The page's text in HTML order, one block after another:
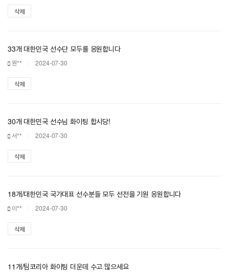
삭제
33개 대한민국 선수단 모두를 응원합니다
원** 2024-07-30
삭제
30개 대한민국 선수님 화이팅 합시당!
서** 2024-07-30
삭제
18개/대한민국 국가대표 선수분들 모두 선전을 기원 응원합니다
이** 2024-07-30
삭제
11개/팀코리아 화이팅 더운데 수고 많으세요